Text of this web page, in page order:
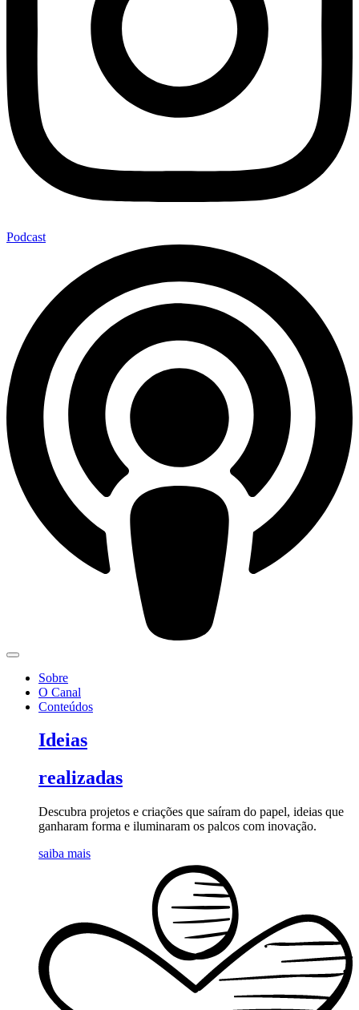
Podcast
Sobre
O Canal
Conteúdos
Ideias
realizadas
Descubra projetos e criações que saíram do papel, ideias que
ganharam forma e iluminaram os palcos com inovação.
saiba mais